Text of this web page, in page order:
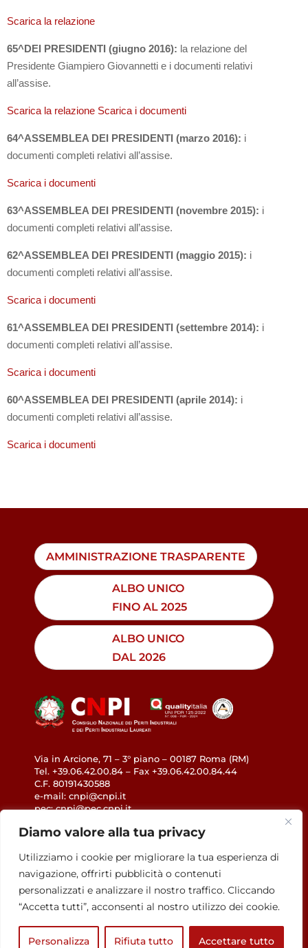
Diamo valore alla tua privacy
Utilizziamo i cookie per migliorare la tua esperienza di
navigazione, offrirti pubblicità o contenuti
personalizzati e analizzare il nostro traffico. Cliccando
“Accetta tutti”, acconsenti al nostro utilizzo dei cookie.
Personalizza Rifiuta tutto Accettare tutto
Scarica la relazione
65^DEI PRESIDENTI (giugno 2016): la relazione del
Presidente Giampiero Giovannetti e i documenti relativi
all’assise.
Scarica la relazione Scarica i documenti
64^ASSEMBLEA DEI PRESIDENTI (marzo 2016): i
documenti completi relativi all’assise.
Scarica i documenti
63^ASSEMBLEA DEI PRESIDENTI (novembre 2015): i
documenti completi relativi all’assise.
62^ASSEMBLEA DEI PRESIDENTI (maggio 2015): i
documenti completi relativi all’assise.
Scarica i documenti
61^ASSEMBLEA DEI PRESIDENTI (settembre 2014): i
documenti completi relativi all’assise.
Scarica i documenti
60^ASSEMBLEA DEI PRESIDENTI (aprile 2014): i
documenti completi relativi all’assise.
Scarica i documenti
AMMINISTRAZIONE TRASPARENTE
ALBO UNICO
FINO AL 2025
ALBO UNICO
DAL 2026
Via in Arcione, 71 – 3° piano – 00187 Roma (RM)
Tel. +39.06.42.00.84 – Fax +39.06.42.00.84.44
C.F. 80191430588
e-mail: cnpi@cnpi.it
pec: cnpi@pec.cnpi.it
GDPR
Privacy Policy
Cookie Policy